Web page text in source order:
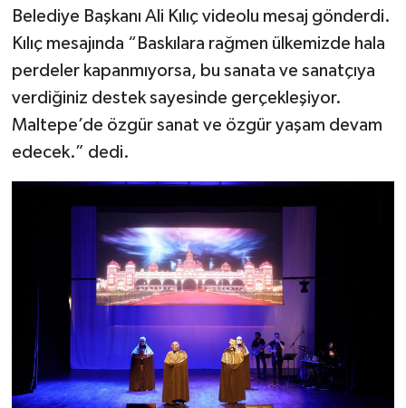
Belediye Başkanı Ali Kılıç videolu mesaj gönderdi.
Kılıç mesajında “Baskılara rağmen ülkemizde hala
perdeler kapanmıyorsa, bu sanata ve sanatçıya
verdiğiniz destek sayesinde gerçekleşiyor.
Maltepe’de özgür sanat ve özgür yaşam devam
edecek.” dedi.